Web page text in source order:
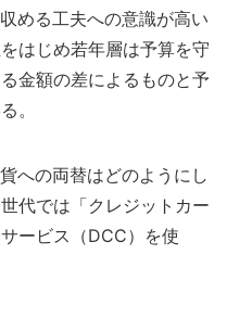
める工夫への意識が高い
はじめ若年層は予算を守
金額の差によるものと予
。
への両替はどのようにし
代では「クレジットカー
ービス（DCC）を使